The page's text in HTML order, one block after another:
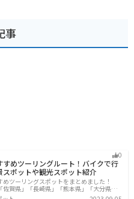
々を巡る周防大島へのツーリングはい
事
0
すめツーリングルート！バイクで行
スポットや観光スポット紹介
めツーリングスポットをまとめました！
佐賀県」「長崎県」「熊本県」「大分県」
鹿児島県」の各県の観光地紹介します。自